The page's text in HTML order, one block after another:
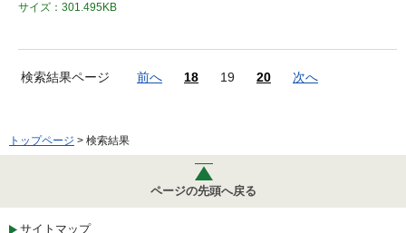
サイズ：301.495KB
検索結果ページ 前へ 18 19 20 次へ
トップページ > 検索結果
ページの先頭へ戻る
サイトマップ